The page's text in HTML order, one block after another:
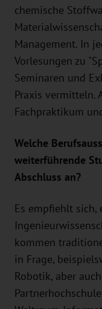
chemische
Management. In
Vorlesungen zu
Seminaren und
Praxis vermitteln.
Fachpraktikum
Welche
weiterführende
Abschluss an?
Es empfiehlt sich,
kommen
in Frage,
Robotik, aber